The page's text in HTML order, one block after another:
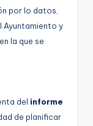
por lo datos,
Ayuntamiento y
la que se
del informe
de planificar